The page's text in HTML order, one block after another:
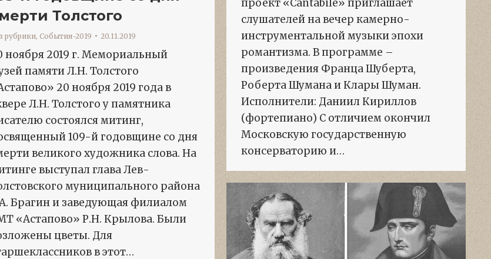
проект «Cantabile» приглашает
слушателей на вечер камерно-
инструментальной музыки эпохи
романтизма. В программе –
произведения Франца Шуберта,
Роберта Шумана и Клары Шуман.
Исполнители: Даниил Кириллов
(фортепиано) С отличием окончил
Московскую государственную
консерваторию и…
Толстого
рубрики, События-2019 20.11.2019
ноября 2019 г. Мемориальный
памяти Л.Н. Толстого
20 ноября 2019 года в
Л.Н. Толстого у памятника
состоялся митинг,
109-й годовщине со дня
великого художника слова. На
выступал глава Лев-
муниципального района
Брагин и заведующая филиалом
«Астапово» Р.Н. Крылова. Были
цветы. Для
в этот…